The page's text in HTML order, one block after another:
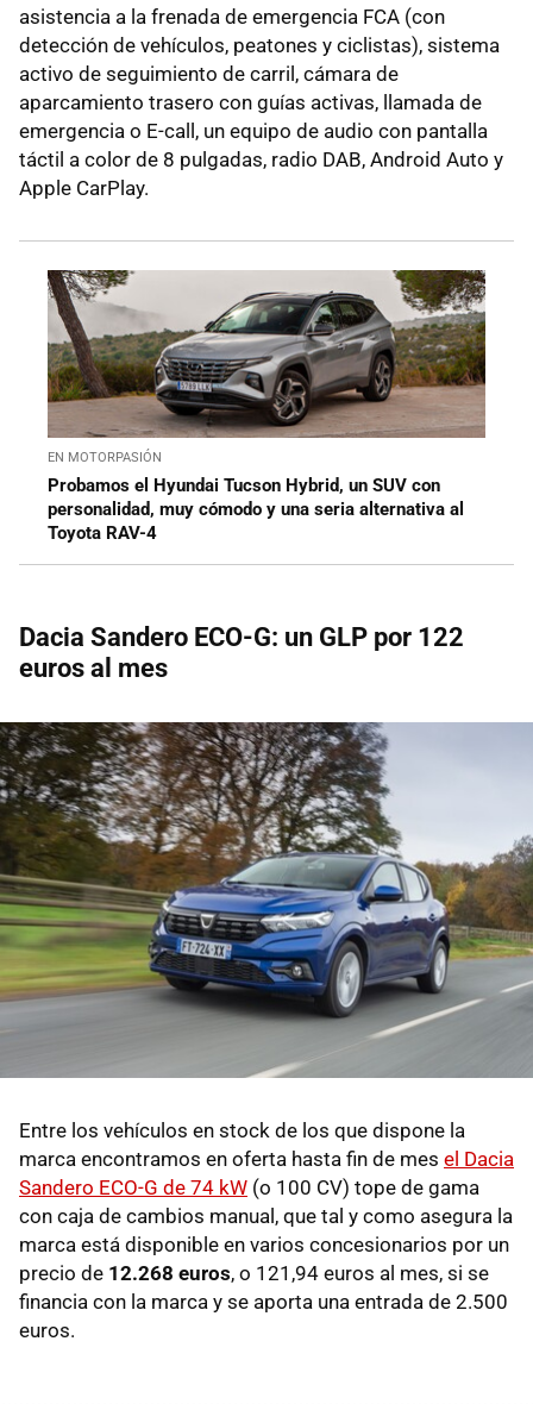
asistencia a la frenada de emergencia FCA (con
detección de vehículos, peatones y ciclistas), sistema
activo de seguimiento de carril, cámara de
aparcamiento trasero con guías activas, llamada de
emergencia o E-call, un equipo de audio con pantalla
táctil a color de 8 pulgadas, radio DAB, Android Auto y
Apple CarPlay.
EN MOTORPASIÓN
Probamos el Hyundai Tucson Hybrid, un SUV con
personalidad, muy cómodo y una seria alternativa al
Toyota RAV-4
Dacia Sandero ECO-G: un GLP por 122
euros al mes
Entre los vehículos en stock de los que dispone la
marca encontramos en oferta hasta fin de mes el Dacia
Sandero ECO-G de 74 kW (o 100 CV) tope de gama
con caja de cambios manual, que tal y como asegura la
marca está disponible en varios concesionarios por un
precio de 12.268 euros, o 121,94 euros al mes, si se
financia con la marca y se aporta una entrada de 2.500
euros.